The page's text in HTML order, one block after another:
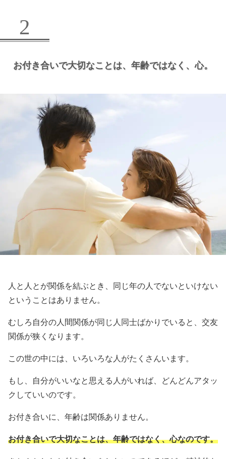
2
お付き合いで大切なことは、 年齢ではなく、心。
人と人とが関係を結ぶとき、同じ年の人でないといけない
ということはありません。
むしろ自分の人間関係が同じ人同士ばかりでいると、交友
関係が狭くなります。
この世の中には、いろいろな人がたくさんいます。
もし、自分がいいなと思える人がいれば、どんどんアタッ
クしていいのです。
お付き合いに、年齢は関係ありません。
お付き合いで大切なことは、年齢ではなく、心なのです。